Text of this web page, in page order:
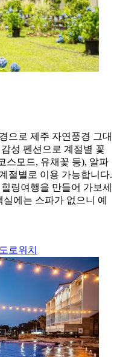
으로 제주 자연풍경 그대
성 펜션으로 계절별 꽃
스모드, 유채꽃 등), 알파
절별로 이용 가능합니다.
링여행을 만들어 가보세
에는 스파가 없으니 예
로위치